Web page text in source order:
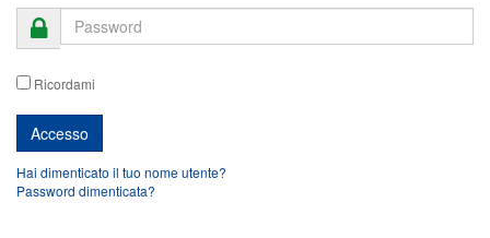
Ricordami
Hai dimenticato il tuo nome utente?
Password dimenticata?